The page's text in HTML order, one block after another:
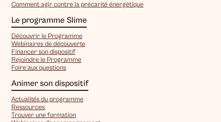
Comment agir contre la précarité énergétique
Le programme Slime
Découvrir le Programme
Webinaires de découverte
Financer son dispositif
Rejoindre le Programme
Foire aux questions
Animer son dispositif
Actualités du programme
Ressources
Trouver une formation